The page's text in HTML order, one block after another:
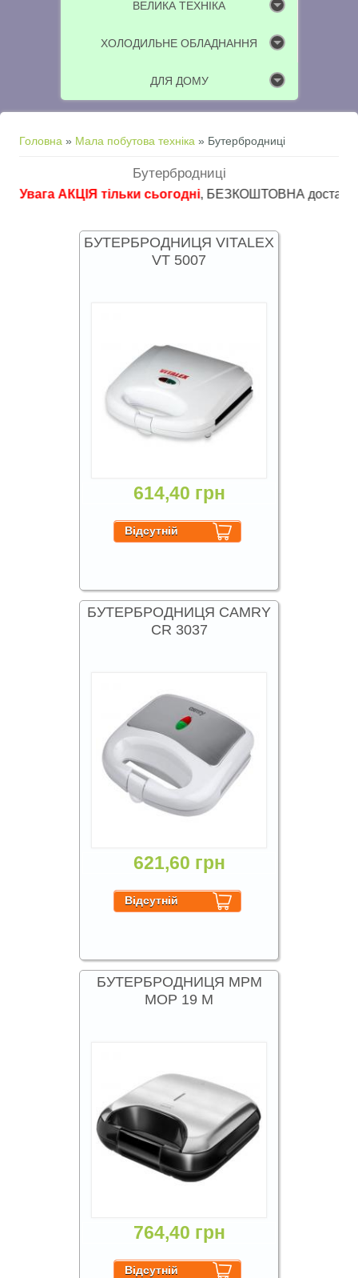
ВЕЛИКА ТЕХНІКА
ХОЛОДИЛЬНЕ ОБЛАДНАННЯ
ДЛЯ ДОМУ
Ви є тут
Головна » Мала побутова техніка » Бутербродниці
Бутербродниці
АКЦІЯ тільки сьогодні, БЕЗКОШТОВНА доставка в
БУТЕРБРОДНИЦЯ VITALEX
VT 5007
614,40 грн
БУТЕРБРОДНИЦЯ CAMRY
CR 3037
621,60 грн
БУТЕРБРОДНИЦЯ MPM
MOP 19 M
764,40 грн